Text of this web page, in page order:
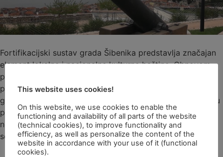
Fortifikacijski sustav grada Šibenika predstavlja značajan
element lokalne i nacionalne kulturne baštine. Obnovom
područja tvrđave sv. Ivan i razvojem pripadajućih
programa izravno će se doprinijeti društveno-
gospodarskom razvitku Grada i okolice kroz razvoj i bolju
prepoznatljivost turističke destinacije, ali i kroz izravno i
neizravno zapošljavanje u području turizma i povezanih
sektora. #jedanodtisuću
This website uses cookies!
On this website, we use cookies to enable the
functioning and availability of all parts of the website
(technical cookies), to improve functionality and
efficiency, as well as personalize the content of the
website in accordance with your use of it (functional
cookies).